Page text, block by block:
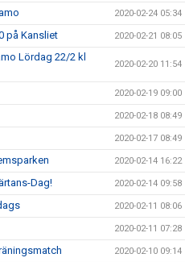
2020-02-24 05:34
på Kansliet 2020-02-21 08:05
Lördag 22/2 kl
2020-02-20 11:54
2020-02-19 09:00
2020-02-18 08:49
2020-02-17 08:49
2020-02-14 16:22
Dag! 2020-02-14 09:58
2020-02-11 08:06
2020-02-11 07:28
2020-02-10 09:14